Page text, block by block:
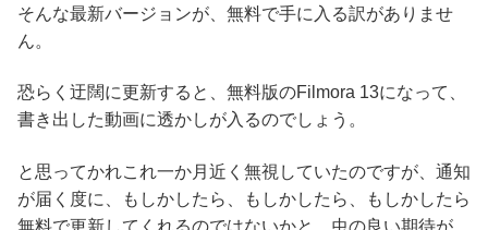
そんな最新バージョンが、無料で手に入る訳がありませ
ん。
恐らく迂闊に更新すると、無料版のFilmora 13になって、
書き出した動画に透かしが入るのでしょう。
と思ってかれこれ一か月近く無視していたのですが、通知
が届く度に、もしかしたら、もしかしたら、もしかしたら
無料で更新してくれるのではないかと、虫の良い期待が